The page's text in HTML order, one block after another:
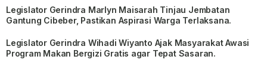
Legislator Gerindra Marlyn Maisarah Tinjau Jembatan
Gantung Cibeber, Pastikan Aspirasi Warga Terlaksana.
Legislator Gerindra Wihadi Wiyanto Ajak Masyarakat Awasi
Program Makan Bergizi Gratis agar Tepat Sasaran.